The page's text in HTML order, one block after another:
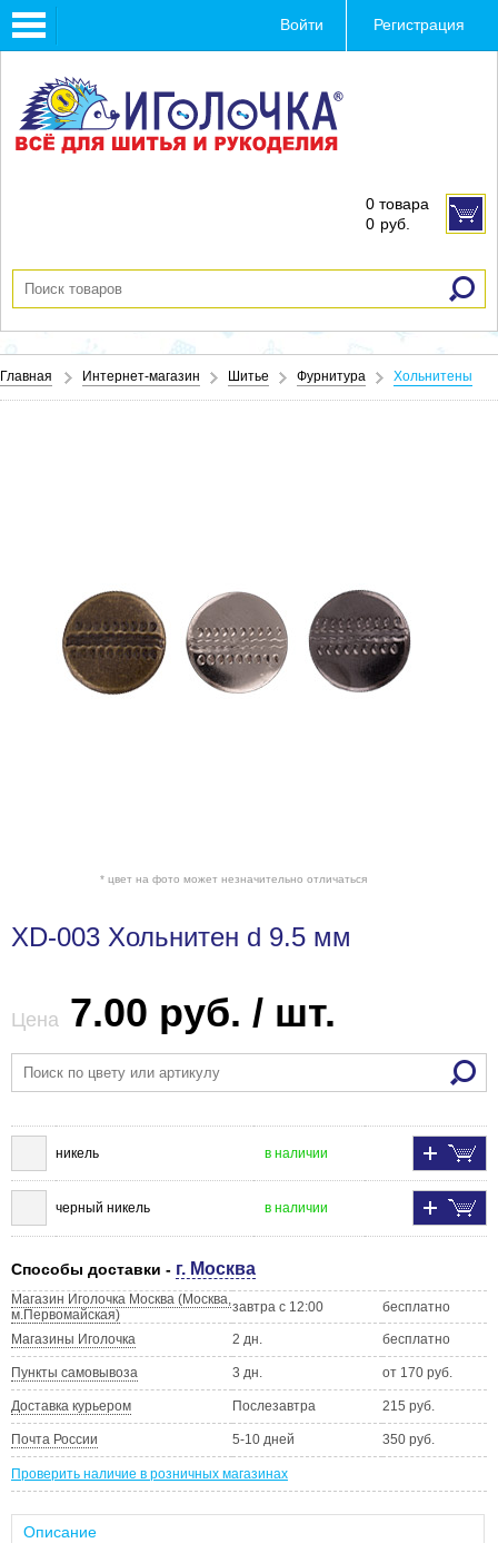
Toggle
navigation
Войти Регистрация
0 товара
0 руб.
Главная Интернет-магазин Шитье Фурнитура Хольнитены
* цвет на фото может незначительно отличаться
XD-003 Хольнитен d 9.5 мм
Цена 7.00 руб. / шт.
никель в наличии
черный никель в наличии
Способы доставки - г. Москва
Магазин Иголочка Москва (Москва,
м.Первомайская)
завтра с 12:00 бесплатно
Магазины Иголочка 2 дн. бесплатно
Пункты самовывоза 3 дн. от 170 руб.
Доставка курьером Послезавтра 215 руб.
Почта России 5-10 дней 350 руб.
Проверить наличие в розничных магазинах
Описание